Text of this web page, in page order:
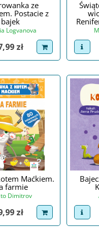
ze
Postacie z
bajek
Logvanova
zł dodaj do koszykaview
Maćkiem.
farmie
Dimitrov
zł dodaj do koszykaview